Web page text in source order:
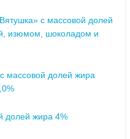
с массовой долей
изюмом, шоколадом и
массовой долей жира
долей жира 4%